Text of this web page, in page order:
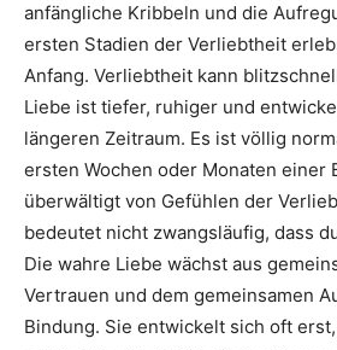
anfängliche Kribbeln und die
ersten Stadien der Verliebtheit
Anfang. Verliebtheit kann
Liebe ist tiefer, ruhiger und
längeren Zeitraum. Es ist völlig
ersten Wochen oder Monaten einer
überwältigt von Gefühlen der
bedeutet nicht zwangsläufig, dass
Die wahre Liebe wächst aus
Vertrauen und dem gemeinsamen
Bindung. Sie entwickelt sich oft